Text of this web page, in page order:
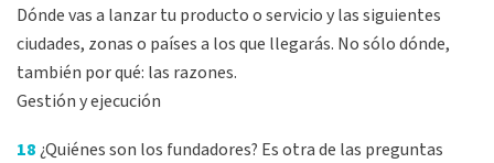
Dónde vas a lanzar tu producto o servicio y las siguientes
ciudades, zonas o países a los que llegarás. No sólo dónde,
también por qué: las razones.
Gestión y ejecución
18¿Quiénes son los fundadores? Es otra de las preguntas